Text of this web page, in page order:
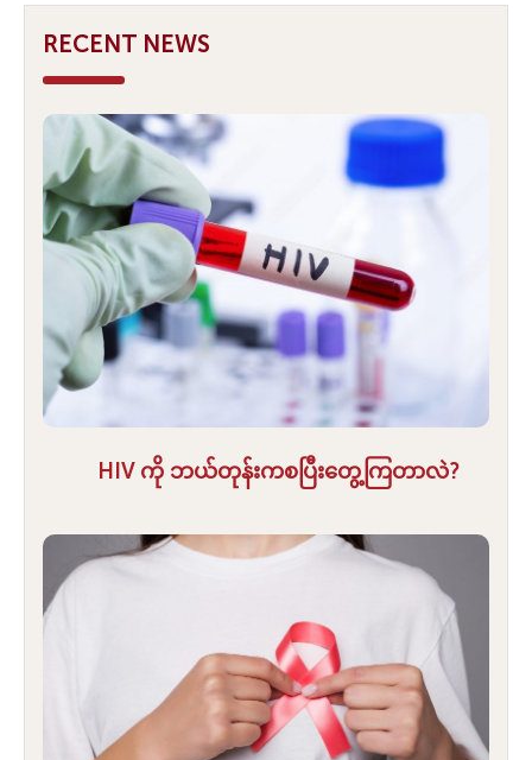
RECENT NEWS
HIV ကို ဘယ်တုန်းကစပြီးတွေ့ကြတာလဲ?